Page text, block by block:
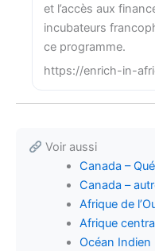
et l’accès aux
incubateurs
ce programme.
https://enrich-in-
Voir aussi
Canada –
Canada –
Afrique de
Afrique
Océan Indien